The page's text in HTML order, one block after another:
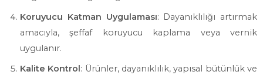
Koruyucu Katman Uygulaması: Dayanıklılığı artırmak
amacıyla, şeffaf koruyucu kaplama veya vernik
uygulanır.
Kalite Kontrol: Ürünler, dayanıklılık, yapısal bütünlük ve